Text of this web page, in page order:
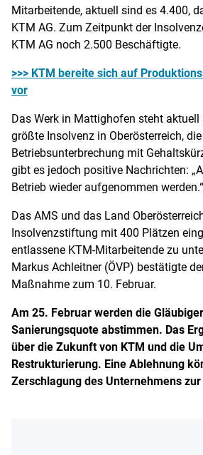
Mitarbeitende, aktuell sind es 4.400,
KTM AG. Zum Zeitpunkt der
KTM AG noch 2.500 Beschäftigte.
>>> KTM bereite sich auf
vor
Das Werk in Mattighofen steht
größte Insolvenz in Oberösterreich,
Betriebsunterbrechung mit
gibt es jedoch positive Nachrichten:
Betrieb wieder aufgenommen
Das AMS und das Land
Insolvenzstiftung mit 400 Plätzen
entlassene KTM-Mitarbeitende zu
Markus Achleitner (ÖVP) bestätigte
Maßnahme zum 10. Februar.
Am 25. Februar werden die
Sanierungsquote abstimmen. Das
über die Zukunft von KTM und die
Restrukturierung. Eine Ablehnung
Zerschlagung des Unternehmens